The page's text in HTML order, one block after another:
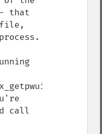
that
file,
call